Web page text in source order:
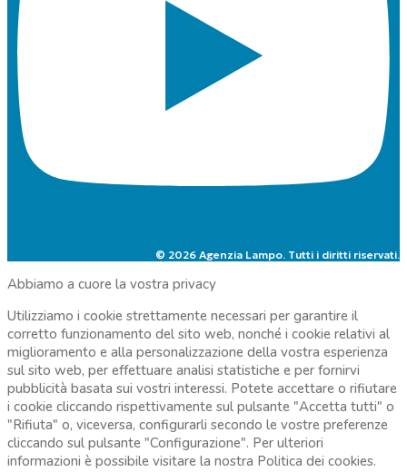
© 2026 Agenzia Lampo. Tutti i diritti riservati.
Abbiamo a cuore la vostra privacy
Utilizziamo i cookie strettamente necessari per garantire il
corretto funzionamento del sito web, nonché i cookie relativi al
miglioramento e alla personalizzazione della vostra esperienza
sul sito web, per effettuare analisi statistiche e per fornirvi
pubblicità basata sui vostri interessi. Potete accettare o rifiutare
i cookie cliccando rispettivamente sul pulsante "Accetta tutti" o
"Rifiuta" o, viceversa, configurarli secondo le vostre preferenze
cliccando sul pulsante "Configurazione". Per ulteriori
informazioni è possibile visitare la nostra Politica dei cookies.